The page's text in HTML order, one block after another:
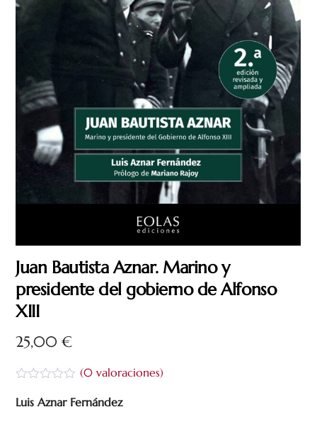
Juan Bautista Aznar. Marino y
presidente del gobierno de Alfonso
XIII
25,00€
a
(0valoraciones)
Luis Aznar Fernández